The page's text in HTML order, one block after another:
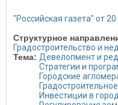
"Российская газета" от
Структурное
Градостроительство и
Тема: Девелопмент и
Стратегии и
Городские
Инвестиции в